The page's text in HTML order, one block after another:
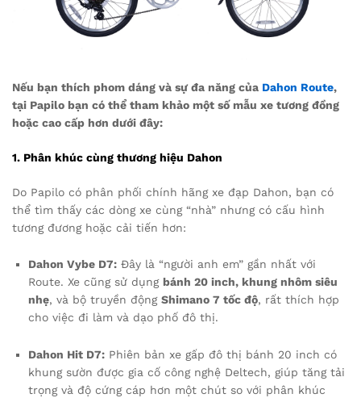
Nếu bạn thích phom dáng và sự đa năng của Dahon Route,
tại Papilo bạn có thể tham khảo một số mẫu xe tương đồng
hoặc cao cấp hơn dưới đây:
1. Phân khúc cùng thương hiệu Dahon
Do Papilo có phân phối chính hãng xe đạp Dahon, bạn có
thể tìm thấy các dòng xe cùng “nhà” nhưng có cấu hình
tương đương hoặc cải tiến hơn:
Dahon Vybe D7: Đây là “người anh em” gần nhất với
Route. Xe cũng sử dụng bánh 20 inch, khung nhôm siêu
nhẹ, và bộ truyền động Shimano 7 tốc độ, rất thích hợp
cho việc đi làm và dạo phố đô thị.
Dahon Hit D7: Phiên bản xe gấp đô thị bánh 20 inch có
khung sườn được gia cố công nghệ Deltech, giúp tăng tải
trọng và độ cứng cáp hơn một chút so với phân khúc